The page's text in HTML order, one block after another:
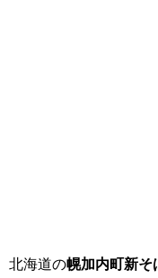
北海道の幌加内町新そ